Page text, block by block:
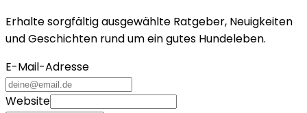
Erhalte sorgfältig ausgewählte Ratgeber, Neuigkeiten
und Geschichten rund um ein gutes Hundeleben.
E-Mail-Adresse
Website